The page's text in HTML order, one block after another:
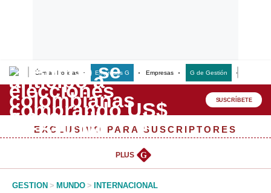
Últimas Noticias Empresas G Empresas G de Gestión
Lo último
Peru Quiosco
Management & Empleo
SUSCRÍBETE
EXCLUSIVO PARA SUSCRIPTORES
PLUS G
GESTION > MUNDO > INTERNACIONAL